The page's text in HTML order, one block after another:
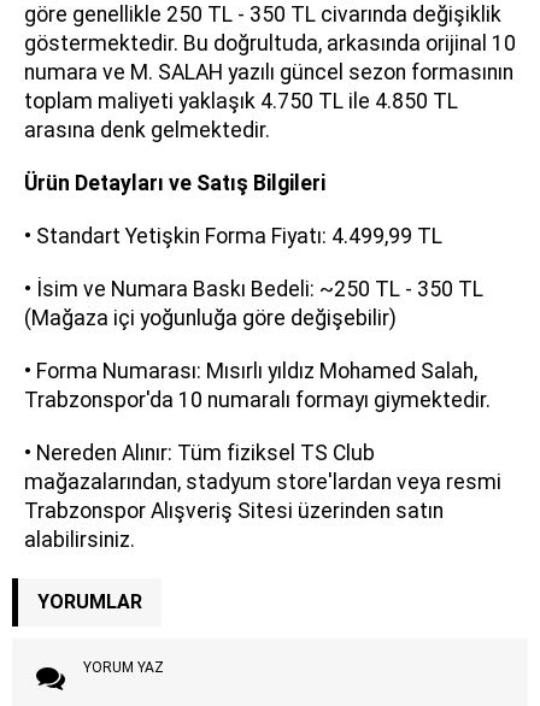
göre genellikle 250 TL - 350 TL civarında değişiklik
göstermektedir. Bu doğrultuda, arkasında orijinal 10
numara ve M. SALAH yazılı güncel sezon formasının
toplam maliyeti yaklaşık 4.750 TL ile 4.850 TL
arasına denk gelmektedir.
Ürün Detayları ve Satış Bilgileri
• Standart Yetişkin Forma Fiyatı: 4.499,99 TL
• İsim ve Numara Baskı Bedeli: ~250 TL - 350 TL
(Mağaza içi yoğunluğa göre değişebilir)
• Forma Numarası: Mısırlı yıldız Mohamed Salah,
Trabzonspor'da 10 numaralı formayı giymektedir.
• Nereden Alınır: Tüm fiziksel TS Club
mağazalarından, stadyum store'lardan veya resmi
Trabzonspor Alışveriş Sitesi üzerinden satın
alabilirsiniz.
YORUMLAR
YORUM YAZ